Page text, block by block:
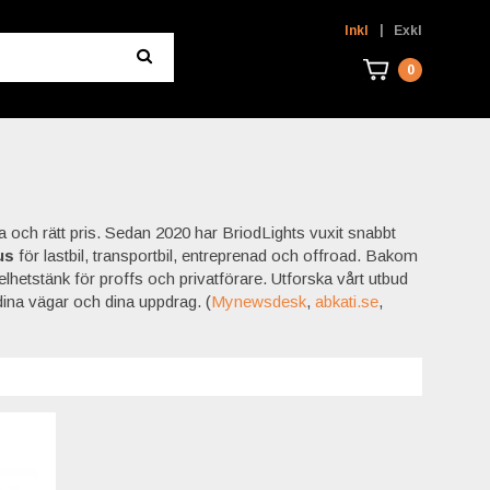
Inkl Exkl
0
rätt pris. Sedan 2020 har BriodLights vuxit snabbt
för lastbil, transportbil, entreprenad och offroad. Bakom
för proffs och privatförare. Utforska vårt utbud
vägar och dina uppdrag. (Mynewsdesk, abkati.se,